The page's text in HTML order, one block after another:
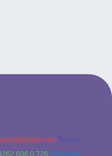
Teams:
606 0 726 Telegram: